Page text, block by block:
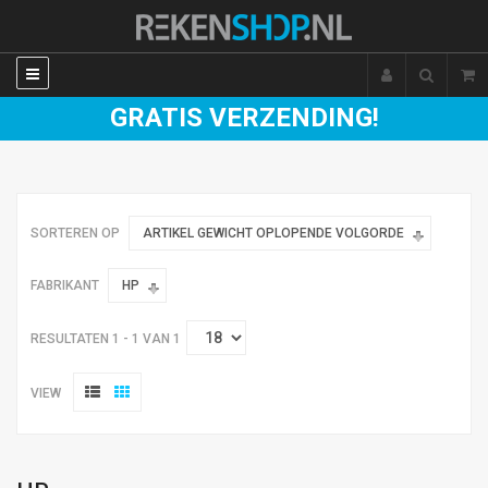
GRATIS VERZENDING!
SORTEREN OP ARTIKEL GEWICHT OPLOPENDE VOLGORDE
FABRIKANT HP
RESULTATEN 1 - 1 VAN 1
VIEW